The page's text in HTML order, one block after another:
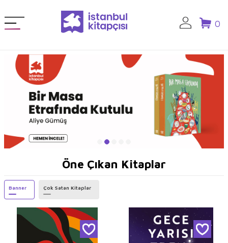
0
Öne Çıkan Kitaplar
Banner Çok Satan Kitaplar